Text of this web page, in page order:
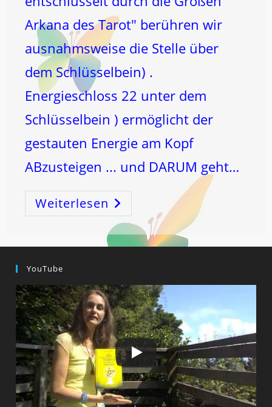
Arkana des Tarot" berühren wir
ausnahmsweise die Stelle über
dem Schlüsselbein) .
Energieschloss 22 unter dem
Schlüsselbein ) ermöglicht der
gestauten Energie am Kopf
ABzusteigen ... und DARUM geht…
Weiterlesen Energieschloss
22
–
SCHLAGANFALL
Vorbeuge-
Energieschloss
Noch
Viel
Mehr
…
YouTube